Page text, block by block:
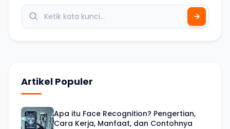
Artikel Populer
Apa itu Face Recognition? Pengertian,
Cara Kerja, Manfaat, dan Contohnya